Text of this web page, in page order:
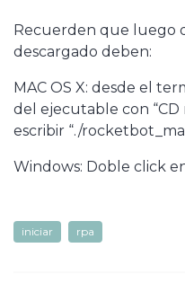
Recuerden que luego
descargado deben:
MAC OS X: desde el
del ejecutable con
escribir “./
Windows: Doble click
iniciar rpa